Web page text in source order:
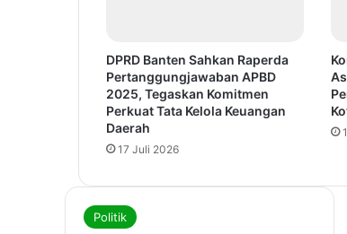
DPRD Banten Sahkan Raperda
Pertanggungjawaban APBD
2025, Tegaskan Komitmen
Perkuat Tata Kelola Keuangan
Daerah
17 Juli 2026